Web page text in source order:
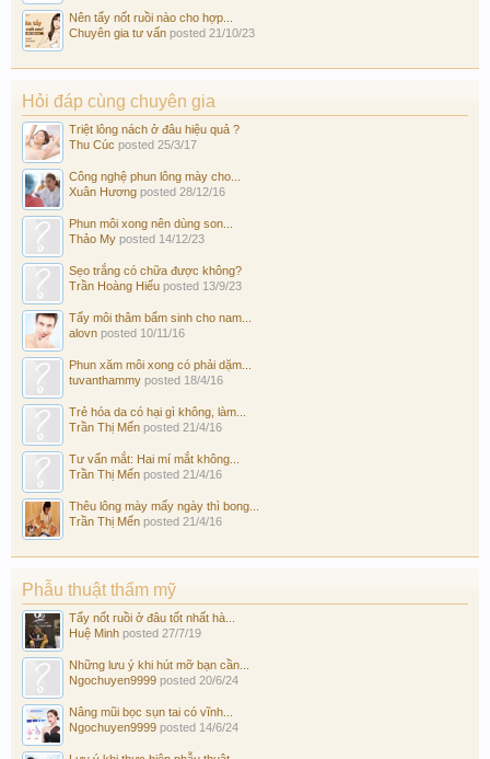
Nên tẩy nốt ruồi nào cho hợp...
Chuyên gia tư vấn posted 21/10/23
Hỏi đáp cùng chuyên gia
Triệt lông nách ở đâu hiệu quả ?
Thu Cúc posted 25/3/17
Công nghệ phun lông mày cho...
Xuân Hương posted 28/12/16
Phun môi xong nên dùng son...
Thảo My posted 14/12/23
Sẹo trắng có chữa được không?
Trần Hoàng Hiếu posted 13/9/23
Tẩy môi thâm bẩm sinh cho nam...
alovn posted 10/11/16
Phun xăm môi xong có phải dặm...
tuvanthammy posted 18/4/16
Trẻ hóa da có hại gì không, làm...
Trần Thị Mến posted 21/4/16
Tư vấn mắt: Hai mí mắt không...
Trần Thị Mến posted 21/4/16
Thêu lông mày mấy ngày thì bong...
Trần Thị Mến posted 21/4/16
Phẫu thuật thẩm mỹ
Tẩy nốt ruồi ở đâu tốt nhất hà...
Huệ Minh posted 27/7/19
Những lưu ý khi hút mỡ bạn cần...
Ngochuyen9999 posted 20/6/24
Nâng mũi bọc sụn tai có vĩnh...
Ngochuyen9999 posted 14/6/24